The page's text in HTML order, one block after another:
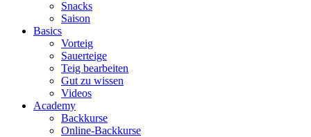
Snacks
Saison
Basics
Vorteig
Sauerteige
Teig bearbeiten
Gut zu wissen
Videos
Academy
Backkurse
Online-Backkurse